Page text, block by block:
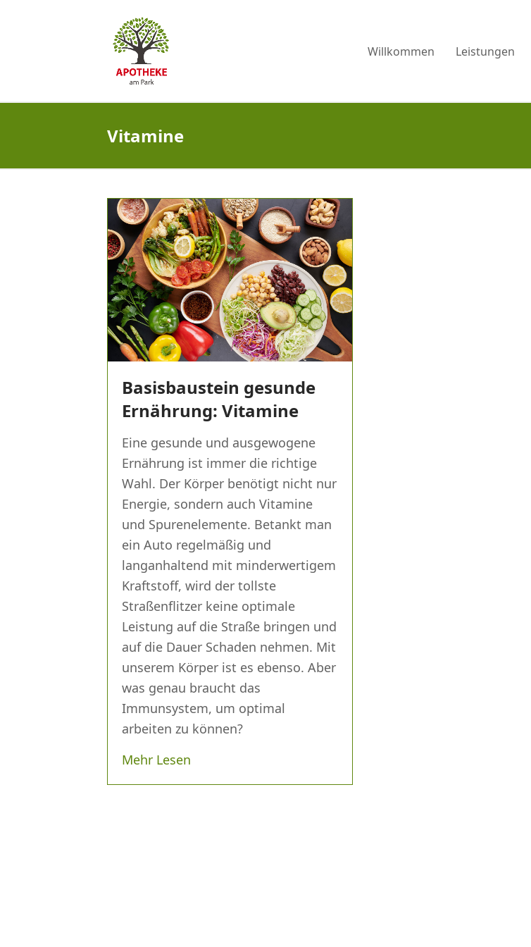
Willkommen Leistungen
Vitamine
Basisbaustein gesunde
Ernährung: Vitamine
Eine gesunde und ausgewogene
Ernährung ist immer die richtige
Wahl. Der Körper benötigt nicht nur
Energie, sondern auch Vitamine
und Spurenelemente. Betankt man
ein Auto regelmäßig und
langanhaltend mit minderwertigem
Kraftstoff, wird der tollste
Straßenflitzer keine optimale
Leistung auf die Straße bringen und
auf die Dauer Schaden nehmen. Mit
unserem Körper ist es ebenso. Aber
was genau braucht das
Immunsystem, um optimal
arbeiten zu können?
Mehr Lesen